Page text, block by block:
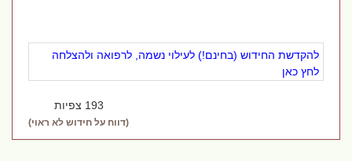
להקדשת החידוש (בחינם!) לעילוי נשמה, לרפואה ולהצלחה
לחץ כאן
193 צפיות
(דווח על חידוש לא ראוי)